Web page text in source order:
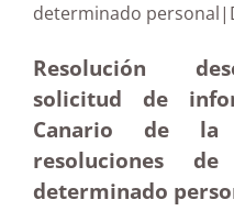
determinado
Resolución
solicitud de
Canario de
resoluciones
determinado